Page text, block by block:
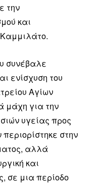
την
και
συνέβαλε
ενίσχυση του
Αγίων
μάχη για την
υγείας προς
στην
αλλά
και
σε μια περίοδο